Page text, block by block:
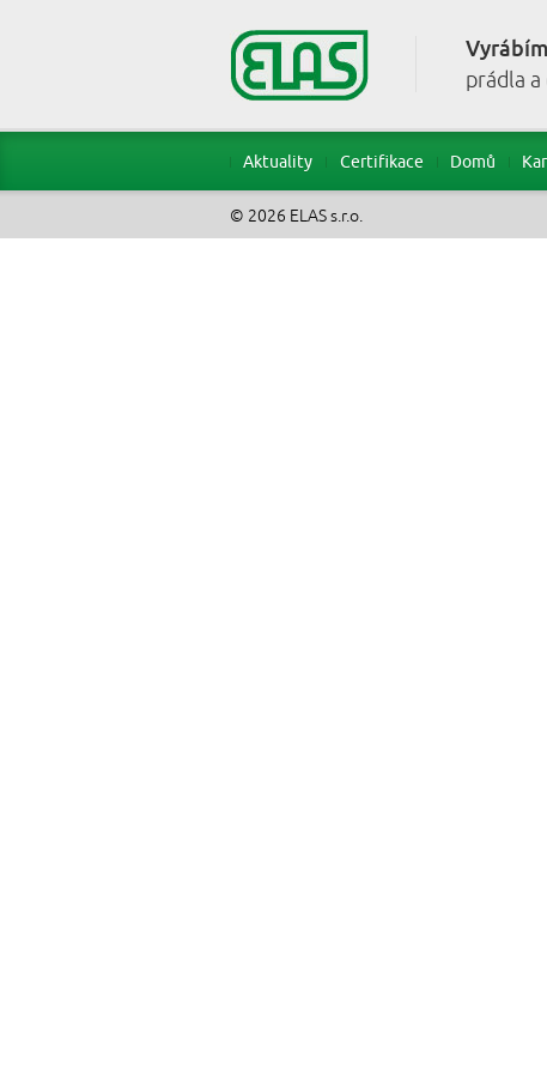
prádla
Aktuality Certifikace Domů
© 2026 ELAS s.r.o.